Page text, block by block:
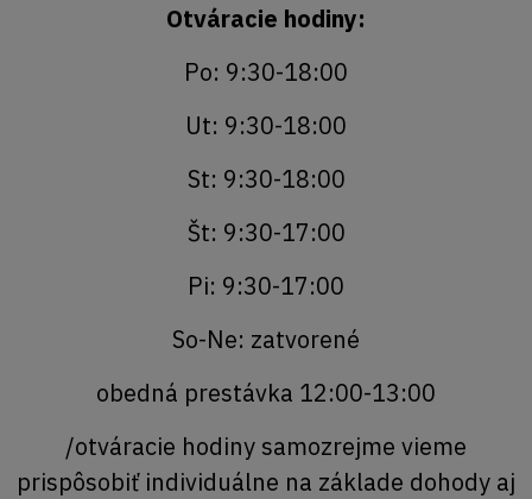
Otváracie hodiny:
Po: 9:30-18:00
Ut: 9:30-18:00
St: 9:30-18:00
Št: 9:30-17:00
Pi: 9:30-17:00
So-Ne: zatvorené
obedná prestávka 12:00-13:00
/otváracie hodiny samozrejme vieme
prispôsobiť individuálne na základe dohody aj